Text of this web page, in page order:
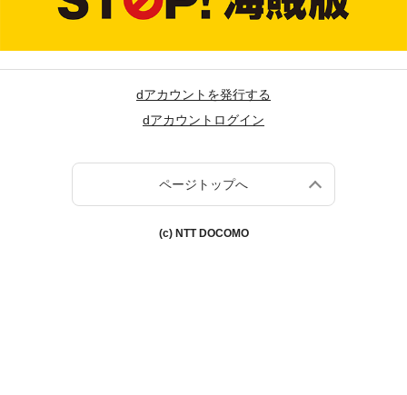
dアカウントを発行する
dアカウントログイン
ページトップへ
(c) NTT DOCOMO